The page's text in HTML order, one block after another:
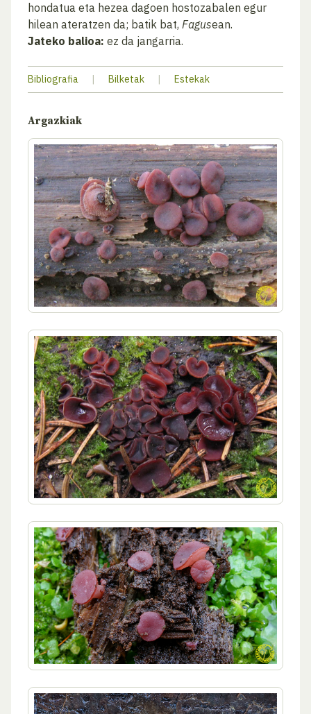
hondatua eta hezea dagoen hostozabalen egur
hilean ateratzen da; batik bat, Fagusean.
Jateko balioa: ez da jangarria.
Bibliografia | Bilketak | Estekak
Argazkiak